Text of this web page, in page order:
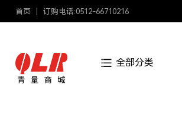
首页 订购电话:0512-66710216
全部分类